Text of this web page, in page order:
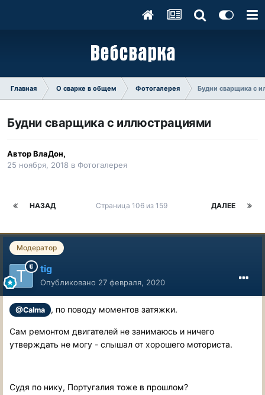
Главная О сварке в общем Фотогалерея Будни сварщика с
Будни сварщика с иллюстрациями
АвторВлаДон,
25 ноября, 2018 в Фотогалерея
НАЗАД ДАЛЕЕ
Страница 106 из 159
Модератор
tig
Опубликовано 27 февраля, 2020
@Calma , по поводу моментов затяжки.
Сам ремонтом двигателей не занимаюсь и ничего
утверждать не могу - слышал от хорошего моториста.
Судя по нику, Португалия тоже в прошлом?